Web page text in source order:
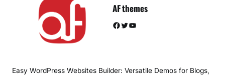
AF themes
Facebook Twitter YouTube
Easy WordPress Websites Builder: Versatile Demos for Blogs,